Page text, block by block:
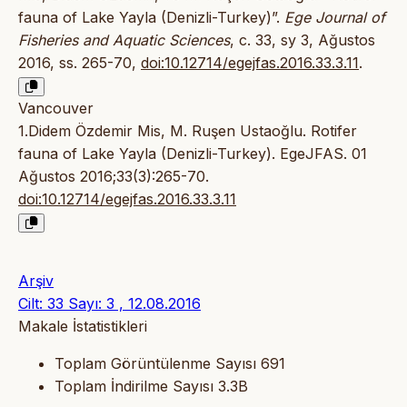
fauna of Lake Yayla (Denizli-Turkey)”. Ege Journal of
Fisheries and Aquatic Sciences, c. 33, sy 3, Ağustos
2016, ss. 265-70, doi:10.12714/egejfas.2016.33.3.11.
Vancouver
1.Didem Özdemir Mis, M. Ruşen Ustaoğlu. Rotifer
fauna of Lake Yayla (Denizli-Turkey). EgeJFAS. 01
Ağustos 2016;33(3):265-70.
doi:10.12714/egejfas.2016.33.3.11
Arşiv
Cilt: 33 Sayı: 3 , 12.08.2016
Makale İstatistikleri
Toplam Görüntülenme Sayısı 691
Toplam İndirilme Sayısı 3.3B